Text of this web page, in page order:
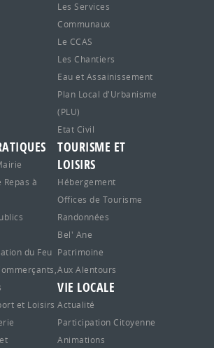
Les Services
Communaux
Le CCAS
Les Chantiers
Eau et Assainissement
Plan Local d'Urbanisme
(PLU)
Etat Civil
Repas à
du Feu
et Loisirs
TOURISME ET
LOISIRS
Hébergement
Offices de Tourisme
Randonnées
Bel' Ane
Patrimoine
Aux Alentours
VIE LOCALE
Actualité
Participation Citoyenne
Animations